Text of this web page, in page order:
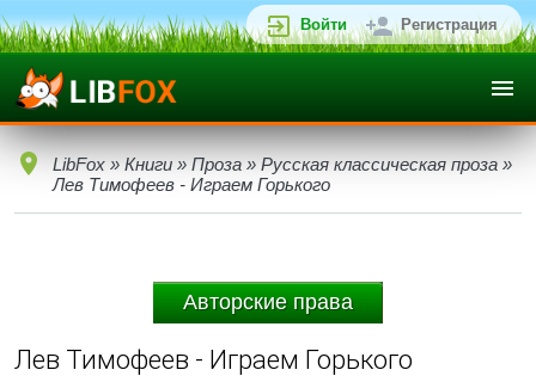
Войти Регистрация
LibFox » Книги » Проза » Русская классическая проза »
Лев Тимофеев - Играем Горького
Авторские права
Лев Тимофеев - Играем Горького